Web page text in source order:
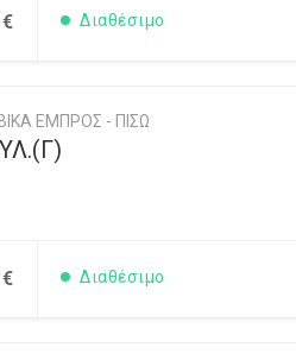
Διαθέσιμο
ΕΜΠΡΟΣ - ΠΙΣΩ
Διαθέσιμο